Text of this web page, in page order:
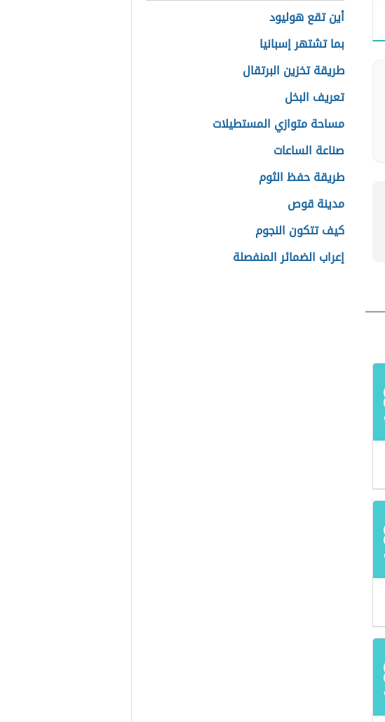
أين تقع هوليود
بما تشتهر إسبانيا
طريقة تخزين البرتقال
تعريف البخل
مساحة متوازي المستطيلات
صناعة الساعات
طريقة حفظ الثوم
مدينة قوص
كيف تتكون النجوم
إعراب الضمائر المنفصلة